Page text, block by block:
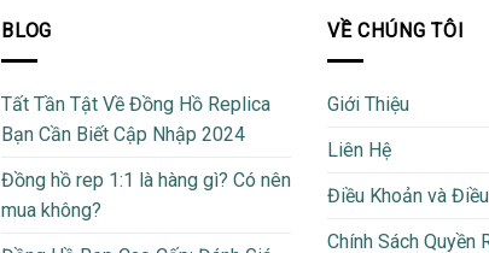
BLOG
Tất Tần Tật Về Đồng Hồ Replica
Bạn Cần Biết Cập Nhập 2024
Đồng hồ rep 1:1 là hàng gì? Có nên
mua không?
VỀ CHÚNG TÔI
Giới Thiệu
Liên Hệ
Điều Khoản và
Chính Sách Quyền